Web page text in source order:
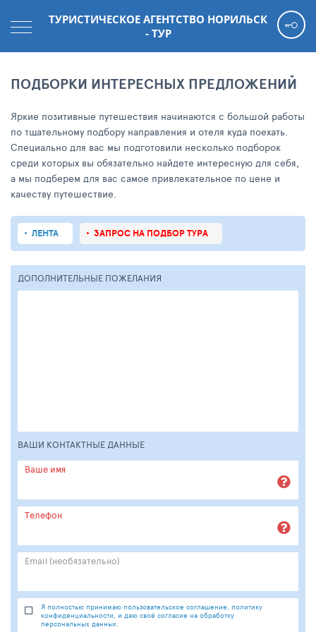
ТУРИСТИЧЕСКОЕ АГЕНТСТВО НОРИЛЬСК
- ТУР
ПОДБОРКИ ИНТЕРЕСНЫХ ПРЕДЛОЖЕНИЙ
Яркие позитивные путешествия начинаются с большой работы
по тщательному подбору направления и отеля куда поехать.
Специально для вас мы подготовили несколько подборок
среди которых вы обязательно найдете интересную для себя,
а мы подберем для вас самое привлекательное по цене и
качеству путешествие.
ЛЕНТА ЗАПРОС НА ПОДБОР ТУРА
ДОПОЛНИТЕЛЬНЫЕ ПОЖЕЛАНИЯ
ВАШИ КОНТАКТНЫЕ ДАННЫЕ
Ваше имя
Телефон
Email (необязательно)
Я полностью принимаю пользовательское соглашение, политику
конфиденциальности, и даю своё согласие на обработку
персональных данных.